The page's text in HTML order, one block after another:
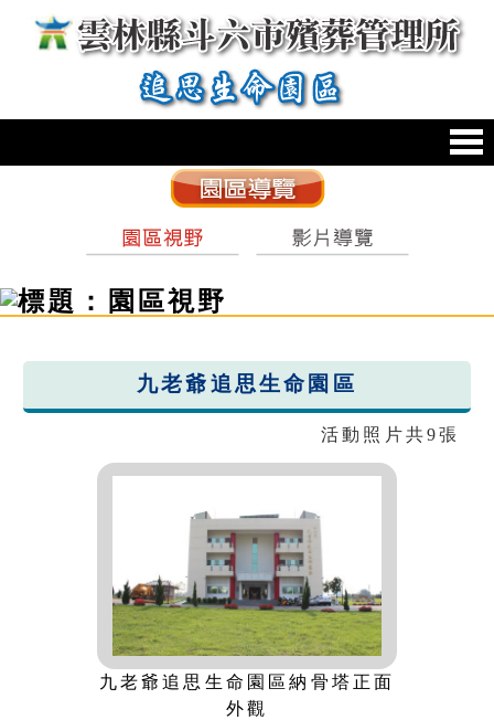
跳到主要內容區塊
九老爺追思生命園區
活動照片共9張
九老爺追思生命園區納骨塔正面
外觀